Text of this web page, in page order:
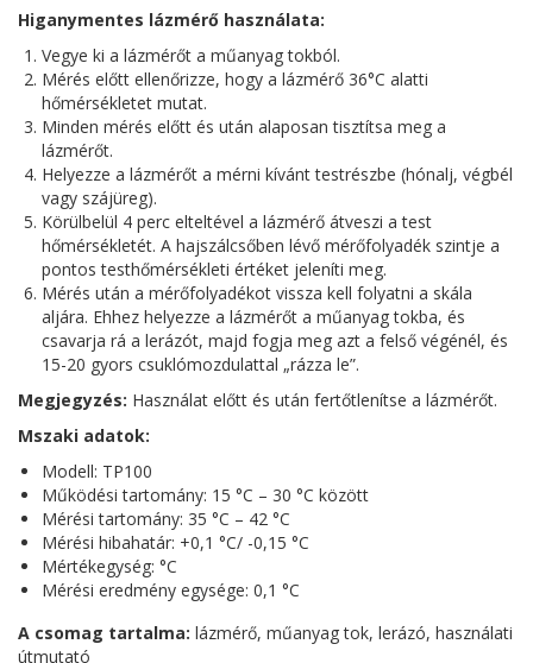
Higanymentes lázmérő használata:
Vegye ki a lázmérőt a műanyag tokból.
Mérés előtt ellenőrizze, hogy a lázmérő 36°C alatti
hőmérsékletet mutat.
Minden mérés előtt és után alaposan tisztítsa meg a
lázmérőt.
Helyezze a lázmérőt a mérni kívánt testrészbe (hónalj, végbél
vagy szájüreg).
Körülbelül 4 perc elteltével a lázmérő átveszi a test
hőmérsékletét. A hajszálcsőben lévő mérőfolyadék szintje a
pontos testhőmérsékleti értéket jeleníti meg.
Mérés után a mérőfolyadékot vissza kell folyatni a skála
aljára. Ehhez helyezze a lázmérőt a műanyag tokba, és
csavarja rá a lerázót, majd fogja meg azt a felső végénél, és
15-20 gyors csuklómozdulattal „rázza le”.
Megjegyzés: Használat előtt és után fertőtlenítse a lázmérőt.
Mszaki adatok:
Modell: TP100
Működési tartomány: 15 °C – 30 °C között
Mérési tartomány: 35 °C – 42 °C
Mérési hibahatár: +0,1 °C/ -0,15 °C
Mértékegység: °C
Mérési eredmény egysége: 0,1 °C
A csomag tartalma: lázmérő, műanyag tok, lerázó, használati
útmutató